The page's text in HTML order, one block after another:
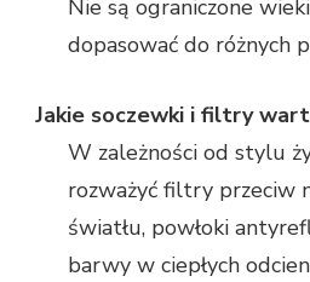
Nie są ograniczone
dopasować do różnych
Jakie soczewki i filtry
W zależności od stylu
rozważyć filtry przeciw
światłu, powłoki
barwy w ciepłych